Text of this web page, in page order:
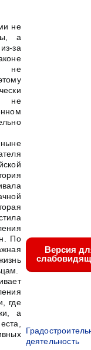
не
а
за
не
не
По
где
а
Версия
деятельность